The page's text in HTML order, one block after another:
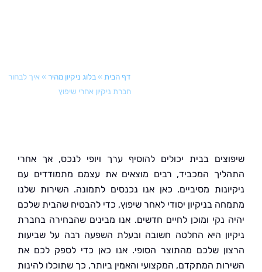
»בלוג ניקיון מהיר »איך לבחור
חברת ניקיון אחרי שיפוץ
בבית יכולים להוסיף ערך ויופי לנכס, אך אחרי
המכביד, רבים מוצאים את עצמם מתמודדים עם
מסיביים. כאן אנו נכנסים לתמונה. השירות שלנו
בניקיון יסודי לאחר שיפוץ, כדי להבטיח שהבית שלכם
נקי ומוכן לחיים חדשים. אנו מבינים שהבחירה בחברת
היא החלטה חשובה ובעלת השפעה רבה על שביעות
שלכם מהתוצר הסופי. אנו כאן כדי לספק לכם את
המתקדם, המקצועי והאמין ביותר, כך שתוכלו להינות